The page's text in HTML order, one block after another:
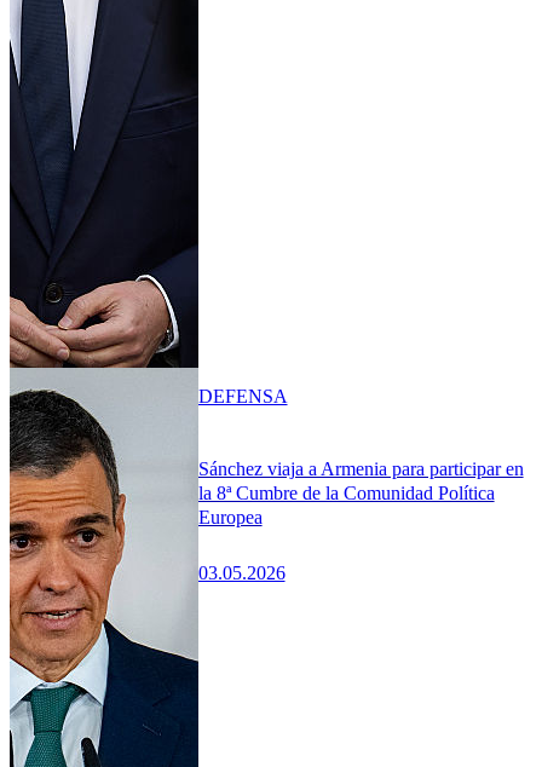
Sánchez viaja a Armenia para participar en
la 8ª Cumbre de la Comunidad Política
Europea
03.05.2026
DEFENSA